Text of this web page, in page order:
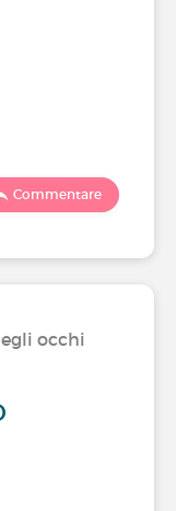
Commentare
occhi